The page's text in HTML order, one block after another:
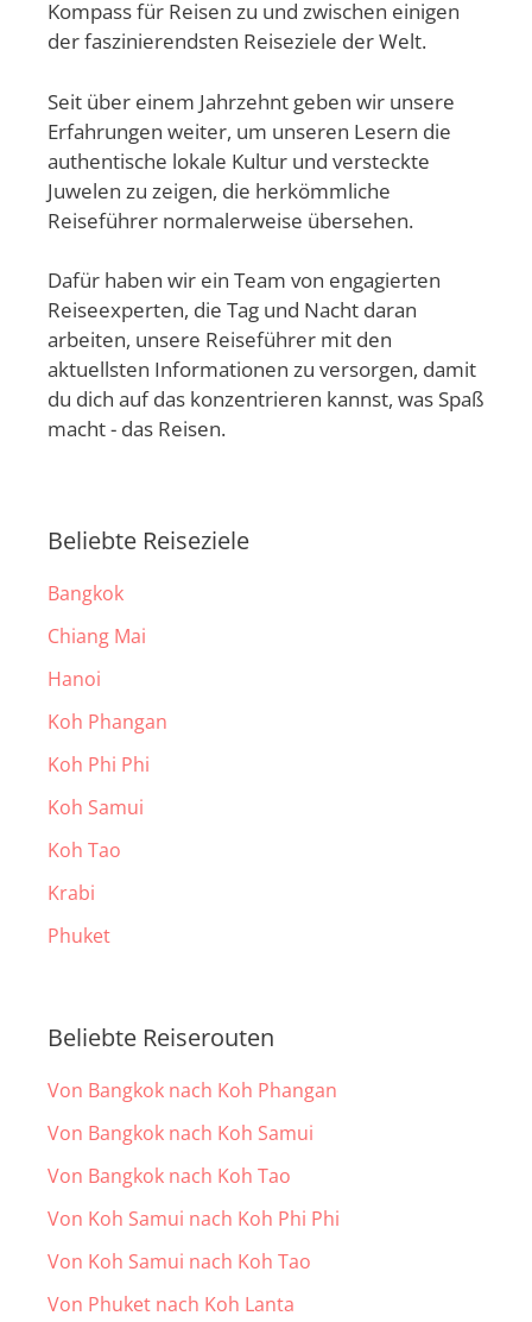
Kompass für Reisen zu und zwischen einigen
der faszinierendsten Reiseziele der Welt.
Seit über einem Jahrzehnt geben wir unsere
Erfahrungen weiter, um unseren Lesern die
authentische lokale Kultur und versteckte
Juwelen zu zeigen, die herkömmliche
Reiseführer normalerweise übersehen.
Dafür haben wir ein Team von engagierten
Reiseexperten, die Tag und Nacht daran
arbeiten, unsere Reiseführer mit den
aktuellsten Informationen zu versorgen, damit
du dich auf das konzentrieren kannst, was Spaß
macht - das Reisen.
Beliebte Reiseziele
Bangkok
Chiang Mai
Hanoi
Koh Phangan
Koh Phi Phi
Koh Samui
Koh Tao
Krabi
Phuket
Beliebte Reiserouten
Von Bangkok nach Koh Phangan
Von Bangkok nach Koh Samui
Von Bangkok nach Koh Tao
Von Koh Samui nach Koh Phi Phi
Von Koh Samui nach Koh Tao
Von Phuket nach Koh Lanta